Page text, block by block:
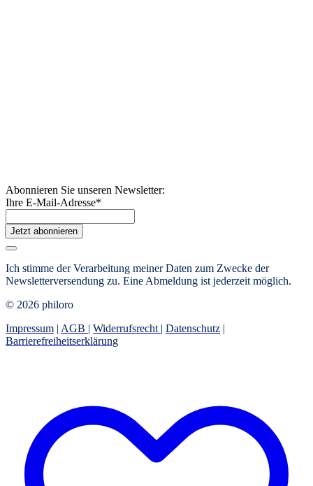
Abonnieren Sie unseren Newsletter:
Ihre E-Mail-Adresse*
Jetzt abonnieren
Ich stimme der Verarbeitung meiner Daten zum Zwecke der
Newsletterversendung zu. Eine Abmeldung ist jederzeit möglich.
© 2026 philoro
Impressum | AGB | Widerrufsrecht | Datenschutz |
Barrierefreiheitserklärung